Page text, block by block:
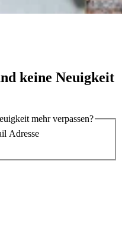
keine Neuigkeit
mehr verpassen?
Adresse